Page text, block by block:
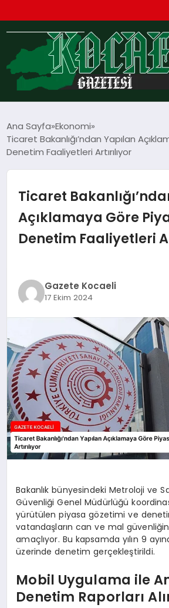
TEKNOLOJI
MAGAZIN
YAŞAM
SAĞLIK
EĞITIM
Ana Sayfa Ekonomi
Ticaret Bakanlığı’ndan Yapılan
Denetim Faaliyetleri Artırılıyor
Ticaret
Açıklamaya Göre
Denetim Faaliyetleri
Gazete Kocaeli
17 Ekim 2024
Bakanlık bünyesindeki Metroloji ve
Güvenliği Genel Müdürlüğü
yürütülen piyasa gözetimi ve
vatandaşların can ve mal
amaçlıyor. Bu kapsamda yılın 9
üzerinde denetim gerçekleştirildi.
Mobil Uygulama ile
Denetim Raporları